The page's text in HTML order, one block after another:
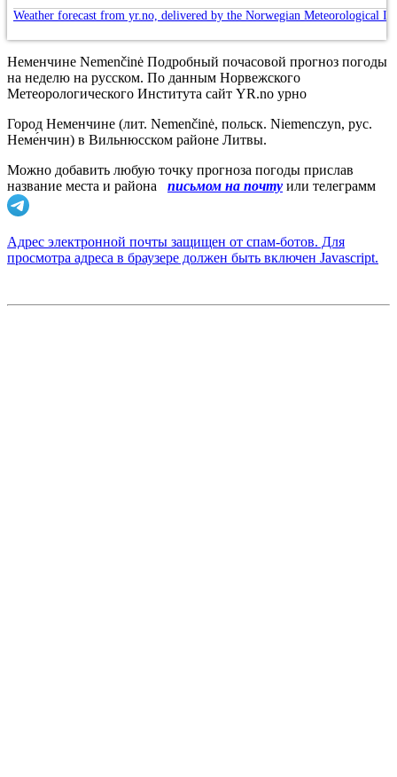
Weather forecast from yr.no, delivered by the Norwegian Meteorological
Неменчине Nemenčinė Подробный почасовой прогноз погоды
на неделю на русском. По данным Норвежского
Метеорологического Института сайт YR.no урно
Город Неменчине (лит. Nemenčinė, польск. Niemenczyn, рус.
Неме́нчин) в Вильнюсском районе Литвы.
Можно добавить любую точку прогноза погоды прислав
название места и района
письмом на почту или телеграмм
Адрес электронной почты защищен от спам-ботов. Для
просмотра адреса в браузере должен быть включен Javascript.